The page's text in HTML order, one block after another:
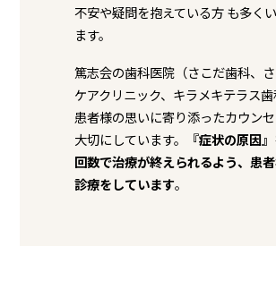
不安や疑問を抱えている方 も多く
ます。
篤志会の歯科医院（さこだ歯科、
ケアクリニック、キラメキテラス
患者様の思いに寄り添ったカウン
大切にしています。
『症状の原因
回数で治療が終えられるよう、患
診療をしています。